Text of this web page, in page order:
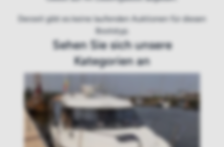
Derzeit gibt es keine laufenden Auktionen für diesen
Bootstyp.
Sehen Sie sich unsere
Kategorien an